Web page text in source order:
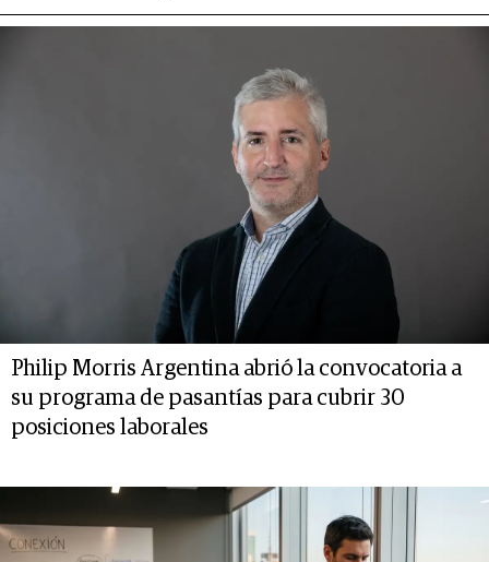
Philip Morris Argentina abrió la convocatoria a
su programa de pasantías para cubrir 30
posiciones laborales